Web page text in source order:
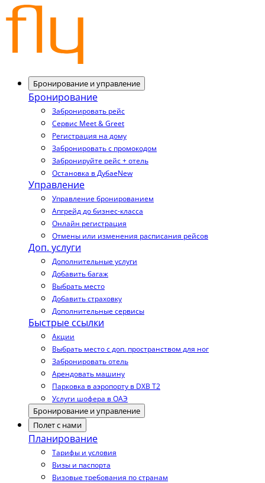
Бронирование и управление
Бронирование
Забронировать рейс
Сервис Meet & Greet
Регистрация на дому
Забронировать с промокодом
Забронируйте рейс + отель
Остановка в ДубаеNew
Управление
Управление бронированием
Апгрейд до бизнес-класса
Онлайн регистрация
Отмены или изменения расписания рейсов
Доп. услуги
Дополнительные услуги
Добавить багаж
Выбрать место
Добавить страховку
Дополнительные сервисы
Быстрые ссылки
Акции
Выбрать место с доп. пространством для ног
Забронировать отель
Арендовать машину
Парковка в аэропорту в DXB T2
Услуги шофера в ОАЭ
Бронирование и управление
Полет с нами
Планирование
Тарифы и условия
Визы и паспорта
Визовые требования по странам